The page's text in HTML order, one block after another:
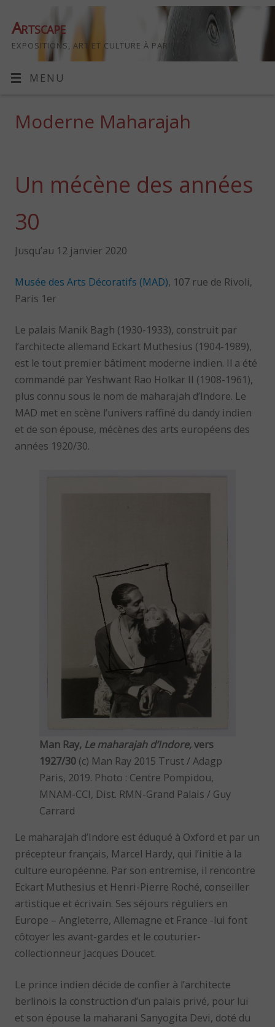
Artscape
EXPOSITIONS, ART ET CULTURE À PARIS
MENU
Moderne Maharajah
Un mécène des années
30
Jusqu’au 12 janvier 2020
Musée des Arts Décoratifs (MAD), 107 rue de Rivoli,
Paris 1er
Le palais Manik Bagh (1930-1933), construit par
l’architecte allemand Eckart Muthesius (1904-1989),
est le tout premier bâtiment moderne indien. Il a été
commandé par Yeshwant Rao Holkar II (1908-1961),
plus connu sous le nom de maharajah d’Indore. Le
MAD met en scène l’univers raffiné du dandy indien
et de son épouse, mécènes des arts européens des
années 1920/30.
Man Ray, Le maharajah d’Indore,vers
1927/30 (c) Man Ray 2015 Trust / Adagp
Paris, 2019. Photo : Centre Pompidou,
MNAM-CCI, Dist. RMN-Grand Palais / Guy
Carrard
Le maharajah d’Indore est éduqué à Oxford et par un
précepteur français, Marcel Hardy, qui l’initie à la
culture européenne. Par son entremise, il rencontre
Eckart Muthesius et Henri-Pierre Roché, conseiller
artistique et écrivain. Ses séjours réguliers en
Europe – Angleterre, Allemagne et France -lui font
côtoyer les avant-gardes et le couturier-
collectionneur Jacques Doucet.
Le prince indien décide de confier à l’architecte
berlinois la construction d’un palais privé, pour lui
et son épouse la maharani Sanyogita Devi, doté du